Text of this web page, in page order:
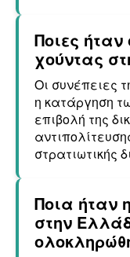
Ποιες ήταν
χούντας
Οι συνέπειες
η κατάργηση
επιβολή της
στρατιωτικής
Ποια ήταν
στην